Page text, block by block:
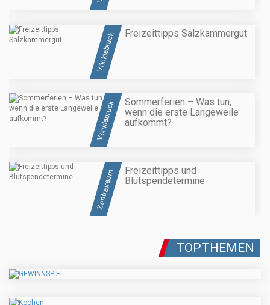
Vöcklabruck Freizeittipps Salzkammergut
Vöcklabruck
Sommerferien – Was tun,
wenn die erste Langeweile
aufkommt?
Zentralraum
Freizeittipps und
Blutspendetermine
TOPTHEMEN